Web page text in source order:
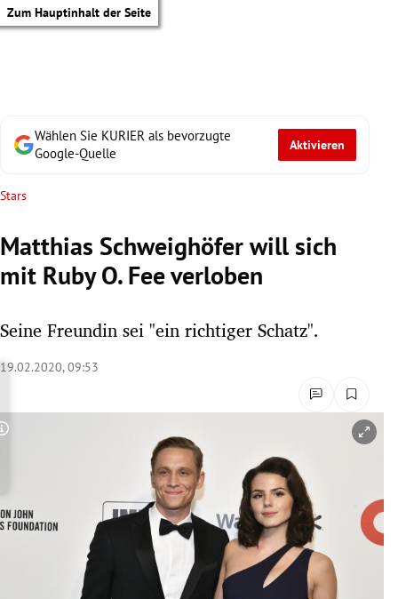
Zum Hauptinhalt der Seite
Untermenü
Untermenü
Untermenü
Untermenü
Wählen Sie KURIER als bevorzugte
Google-Quelle
Aktivieren
Stars
Matthias Schweighöfer will sich
mit Ruby O. Fee verloben
Seine Freundin sei "ein richtiger Schatz".
19.02.2020, 09:53
Copyright-Hinweis öffnen/schließen